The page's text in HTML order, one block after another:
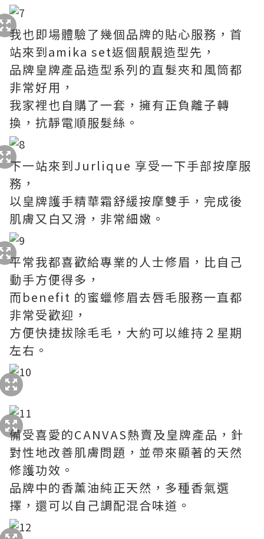
我也即場體驗了幾個品牌的貼心服務，首
站來到amika set返個靚靚造型先，
品牌皇牌產品造型系列的直髮夾和風筒都
非常好用，
我家裡也自購了一套，擁有正負離子轉
換，抗靜電順服髮絲。
下一站來到Jurlique 享受一下手部按摩服
務，
以皇牌護手精華霜舒緩按摩雙手，完成後
肌膚又白又滑，非常細嫩。
平常我都喜歡給專業的人士修眉，比自己
動手方便得多，
而benefit 的蜜蠟修眉去唇毛服務一直都
非常受歡迎，
方便快捷拔除毛毛，大約可以維持２星期
左右。
備受喜愛的CANVAS熱賣及皇牌產品，針
對性地改善肌膚問題，並帶來顯著的天然
修護功效。
品牌中的香薰油純正天然，多種香氣選
擇，還可以自己調配混合味道。